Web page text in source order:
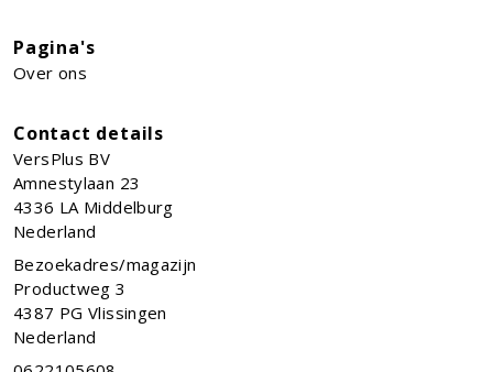
Pagina's
Over ons
Contact details
VersPlus BV
Amnestylaan 23
4336 LA Middelburg
Nederland
Bezoekadres/magazijn
Productweg 3
4387 PG Vlissingen
Nederland